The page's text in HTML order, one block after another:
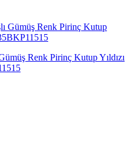
Renk Pirinç Kutup Yıldızı